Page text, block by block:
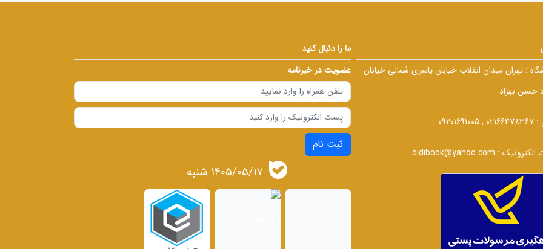
: تهران میدان انقلاب خیابان یاسری شمالی خیابان
حسن بهزاد
:
02166478367 , 09201691005
:
didibook@yahoo.com
ما را دنبال کنید
عضویت در خبرنامه
ثبت نام
1405/05/17 شنبه